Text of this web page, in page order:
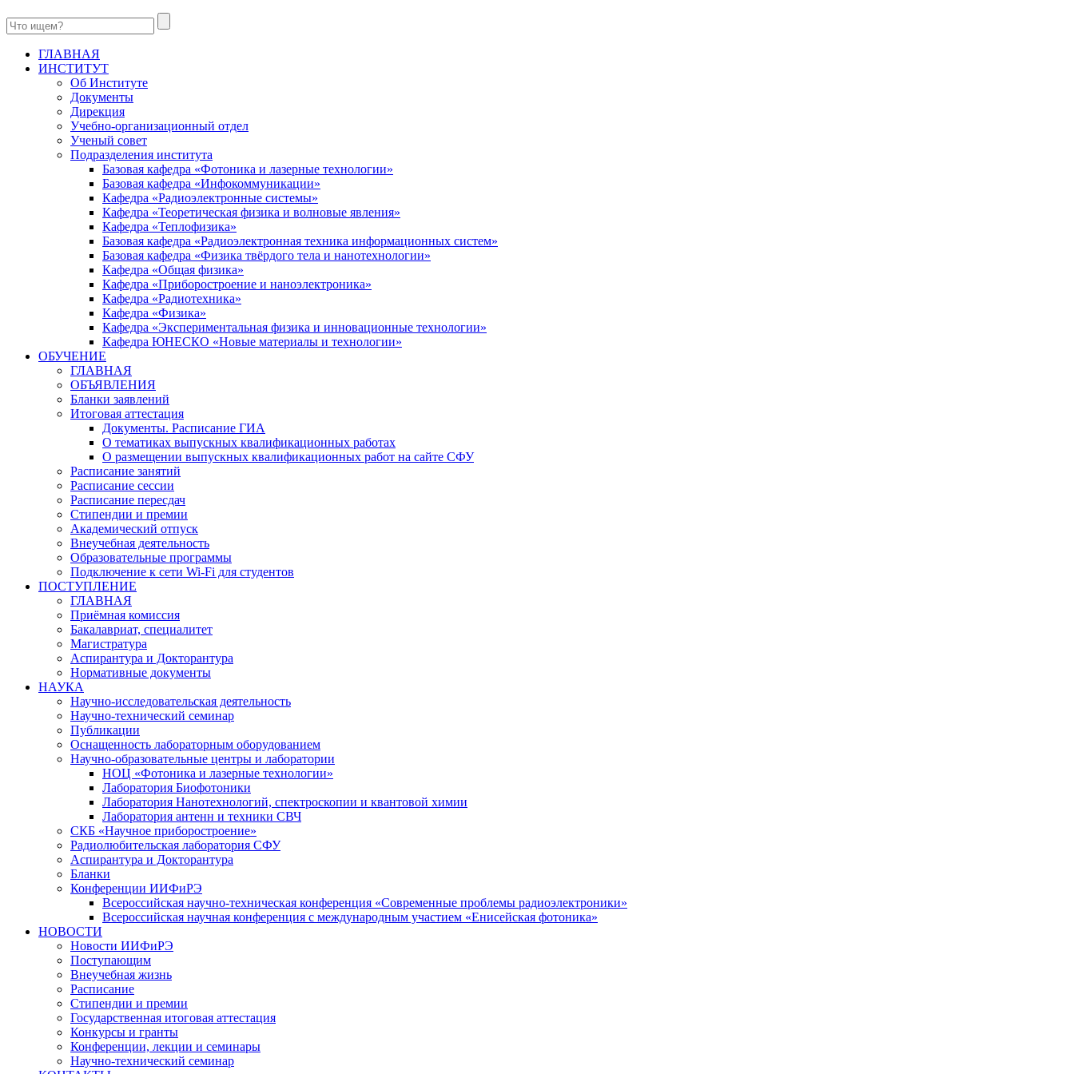
ГЛАВНАЯ
ИНСТИТУТ
Об Институте
Документы
Дирекция
Учебно-организационный отдел
Ученый совет
Подразделения института
Базовая кафедра «Фотоника и лазерные технологии»
Базовая кафедра «Инфокоммуникации»
Кафедра «Радиоэлектронные системы»
Кафедра «Теоретическая физика и волновые явления»
Кафедра «Теплофизика»
Базовая кафедра «Радиоэлектронная техника информационных систем»
Базовая кафедра «Физика твёрдого тела и нанотехнологии»
Кафедра «Общая физика»
Кафедра «Приборостроение и наноэлектроника»
Кафедра «Радиотехника»
Кафедра «Физика»
Кафедра «Экспериментальная физика и инновационные технологии»
Кафедра ЮНЕСКО «Новые материалы и технологии»
ОБУЧЕНИЕ
ГЛАВНАЯ
ОБЪЯВЛЕНИЯ
Бланки заявлений
Итоговая аттестация
Документы. Расписание ГИА
О тематиках выпускных квалификационных работах
О размещении выпускных квалификационных работ на сайте СФУ
Расписание занятий
Расписание сессии
Расписание пересдач
Стипендии и премии
Академический отпуск
Внеучебная деятельность
Образовательные программы
Подключение к сети Wi-Fi для студентов
ПОСТУПЛЕНИЕ
ГЛАВНАЯ
Приёмная комиссия
Бакалавриат, специалитет
Магистратура
Аспирантура и Докторантура
Нормативные документы
НАУКА
Научно-исследовательская деятельность
Научно-технический семинар
Публикации
Оснащенность лабораторным оборудованием
Научно-образовательные центры и лаборатории
НОЦ «Фотоника и лазерные технологии»
Лаборатория Биофотоники
Лаборатория Нанотехнологий, спектроскопии и квантовой химии
Лаборатория антенн и техники СВЧ
СКБ «Научное приборостроение»
Радиолюбительская лаборатория СФУ
Аспирантура и Докторантура
Бланки
Конференции ИИФиРЭ
Всероссийская научно-техническая конференция «Современные проблемы радиоэлектроники»
Всероссийская научная конференция с международным участием «Енисейская фотоника»
НОВОСТИ
Новости ИИФиРЭ
Поступающим
Внеучебная жизнь
Расписание
Стипендии и премии
Государственная итоговая аттестация
Конкурсы и гранты
Конференции, лекции и семинары
Научно-технический семинар